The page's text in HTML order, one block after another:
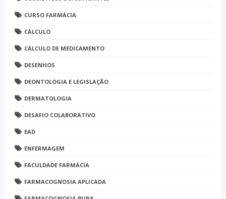
CURSO FARMÁCIA
CÁLCULO
CÁLCULO DE MEDICAMENTO
DESENHOS
DEONTOLOGIA E LEGISLAÇÃO
DERMATOLOGIA
DESAFIO COLABORATIVO
EAD
ENFERMAGEM
FACULDADE FARMÁCIA
FARMACOGNOSIA APLICADA